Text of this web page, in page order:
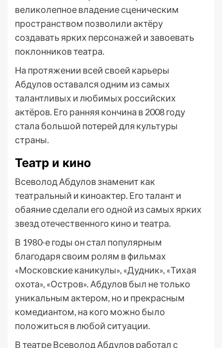
великолепное владение сценическим
пространством позволили актёру
создавать ярких персонажей и завоевать
поклонников театра.
На протяжении всей своей карьеры
Абдулов оставался одним из самых
талантливых и любимых российских
актёров. Его ранняя кончина в 2008 году
стала большой потерей для культуры
страны.
Театр и кино
Всеволод Абдулов знаменит как
театральный и киноактер. Его талант и
обаяние сделали его одной из самых ярких
звезд отечественного кино и театра.
В 1980-е годы он стал популярным
благодаря своим ролям в фильмах
«Московские каникулы», «Дудник», «Тихая
охота», «Остров». Абдулов был не только
уникальным актером, но и прекрасным
комедиантом, на кого можно было
положиться в любой ситуации.
В театре Всеволод Абдулов работал с